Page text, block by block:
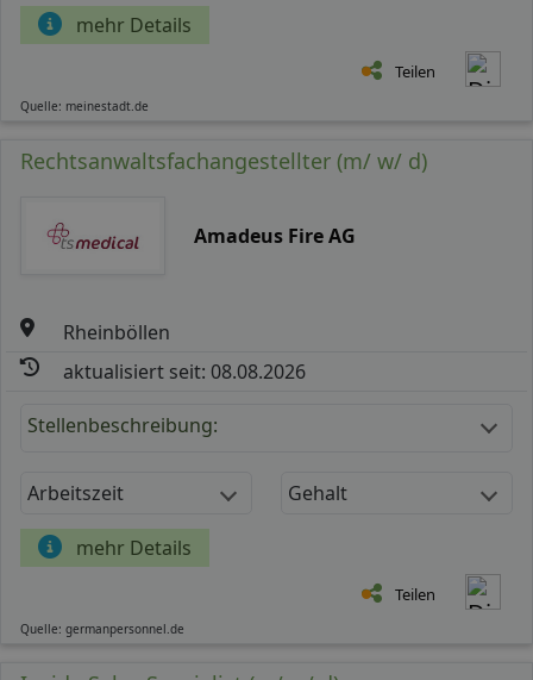
mehr Details
Teilen
Quelle: meinestadt.de
Rechtsanwaltsfachangestellter (m/ w/ d)
Amadeus Fire AG
Rheinböllen
aktualisiert seit: 08.08.2026
Stellenbeschreibung:
Arbeitszeit Gehalt
mehr Details
Teilen
Quelle: germanpersonnel.de